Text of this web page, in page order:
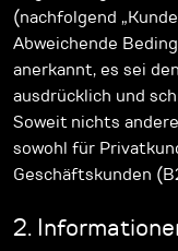
(nachfolgend
Abweichende
anerkannt, es sei
ausdrücklich und
Soweit nichts
sowohl für
Geschäftskunden
2.